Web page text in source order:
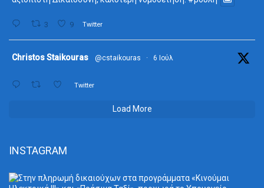
3 9 Twitter
Christos Staikouras @cstaikouras · 6 Ιούλ
Twitter
Load More
INSTAGRAM